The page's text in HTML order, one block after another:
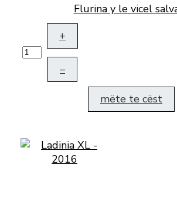
Flurina y le vicel
+
–
mëte te cëst